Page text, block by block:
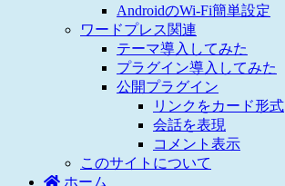
AndroidのWi-Fi簡単設定
ワードプレス関連
テーマ導入してみた
プラグイン導入してみた
公開プラグイン
リンクをカード形式
会話を表現
コメント表示
このサイトについて
ホーム